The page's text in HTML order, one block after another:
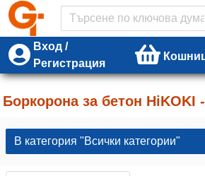
Вход /
Регистрация
Боркорона за бетон HiKOKI
В категория "Всички категории"